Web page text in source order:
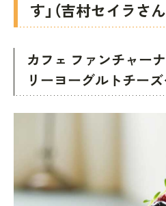
す」（吉村セイラさん
カフェ ファンチャー
リーヨーグルトチーズ